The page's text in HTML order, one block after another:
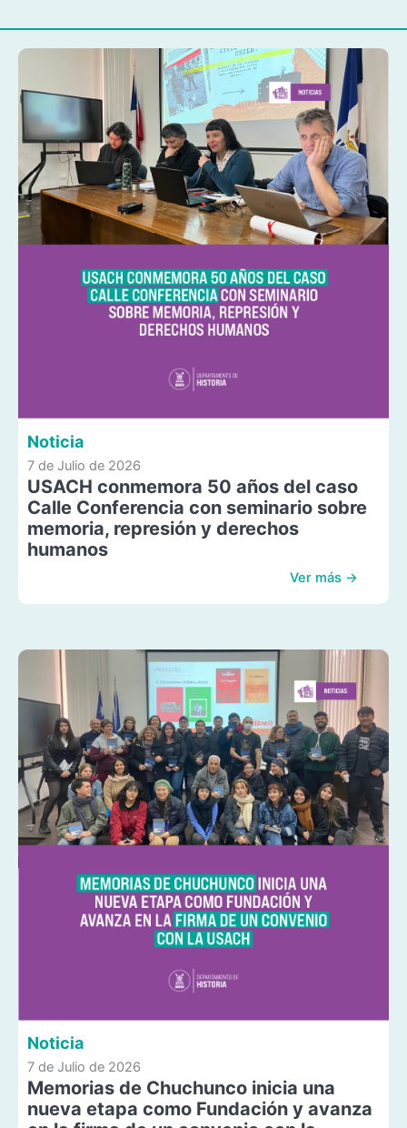
Noticia
7 de Julio de 2026
USACH conmemora 50 años del caso
Calle Conferencia con seminario sobre
memoria, represión y derechos
humanos
Ver más →
Noticia
7 de Julio de 2026
Memorias de Chuchunco inicia una
nueva etapa como Fundación y avanza